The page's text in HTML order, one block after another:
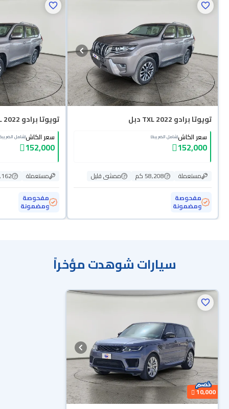
تويوتا برادو TXL 2022 دبل
سعر الكاش(شامل الضريبة)
152,000
مستعملة 58,208 كم
ممشى قليل
مفحوصة
ومضمونة
تويوتا برادو TXL 2022 دبل
سعر الكاش(شامل
152,000
مستعملة
مفحوصة
ومضمونة
سيارات شوهدت مؤخراً
10,000